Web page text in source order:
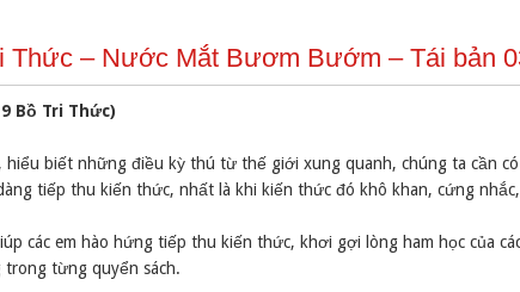
Thức – Nước Mắt Bươm Bướm – Tái bản
Bồ Tri Thức)
biết những điều kỳ thú từ thế giới xung quanh, chúng ta cần
tiếp thu kiến thức, nhất là khi kiến thức đó khô khan, cứng
các em hào hứng tiếp thu kiến thức, khơi gợi lòng ham học của
từng quyển sách.